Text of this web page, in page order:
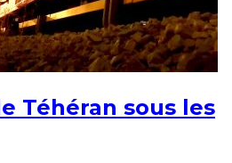
Téhéran sous les